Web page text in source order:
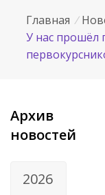
Главная /
У нас прошёл
Архив
новостей
2026